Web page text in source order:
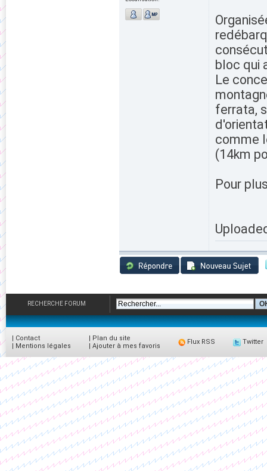
bloc qui
Le
ferrata,
comme
(14km
Pour
RECHERCHE FORUM
| Contact
| Mentions légales
| Plan du site
| Ajouter à mes favoris
Flux RSS Twitter